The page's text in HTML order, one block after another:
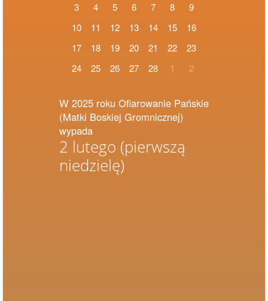
3 4 5 6 7 8
9
10
11 12 13 14 15
16
17
18 19 20 21 22
23
24
25 26 27 28 1 2
W 2025 roku Ofiarowanie Pańskie
(Matki Boskiej Gromnicznej)
wypada
2 lutego (pierwszą
niedzielę)